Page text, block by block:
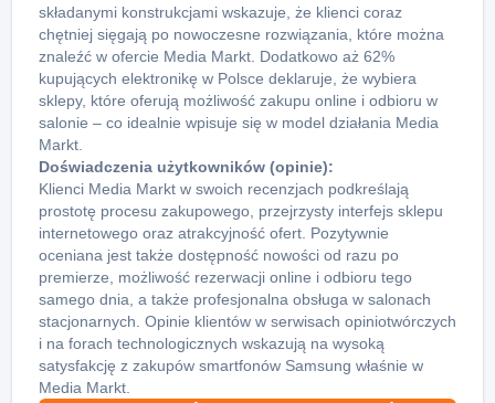
składanymi konstrukcjami wskazuje, że klienci coraz
chętniej sięgają po nowoczesne rozwiązania, które można
znaleźć w ofercie Media Markt. Dodatkowo aż 62%
kupujących elektronikę w Polsce deklaruje, że wybiera
sklepy, które oferują możliwość zakupu online i odbioru w
salonie – co idealnie wpisuje się w model działania Media
Markt.
Doświadczenia użytkowników (opinie):
Klienci Media Markt w swoich recenzjach podkreślają
prostotę procesu zakupowego, przejrzysty interfejs sklepu
internetowego oraz atrakcyjność ofert. Pozytywnie
oceniana jest także dostępność nowości od razu po
premierze, możliwość rezerwacji online i odbioru tego
samego dnia, a także profesjonalna obsługa w salonach
stacjonarnych. Opinie klientów w serwisach opiniotwórczych
i na forach technologicznych wskazują na wysoką
satysfakcję z zakupów smartfonów Samsung właśnie w
Media Markt.